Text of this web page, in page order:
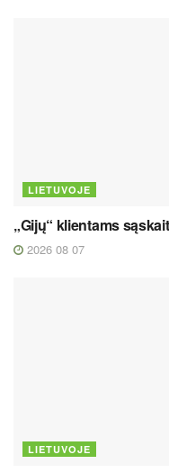
LIETUVOJE
„Gijų“ klientams
2026 08 07
LIETUVOJE